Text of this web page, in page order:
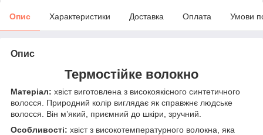
Опис Характеристики Доставка Оплата Умови
Опис
Термостійке волокно
Матеріал: хвіст виготовлена з високоякісного синтетичного
волосся. Природний колір виглядає як справжнє людське
волосся. Він м’який, приємний до шкіри, зручний.
Особливості: хвіст з високотемпературного волокна, яка